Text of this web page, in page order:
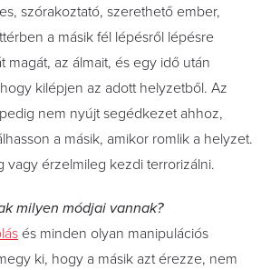
szórakoztató, szerethető ember,
a másik fél lépésről lépésre
magát, az álmait, és egy idő után
kilépjen az adott helyzetből. Az
nem nyújt segédkezet ahhoz,
a másik, amikor romlik a helyzet.
vagy érzelmileg kezdi terrorizálni.
milyen módjai vannak?
és minden olyan manipulációs
ki, hogy a másik azt érezze, nem